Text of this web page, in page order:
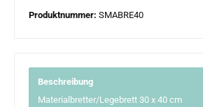
Produktnummer: SMABRE40
Beschreibung
Materialbretter/Legebrett 30 x 40 cm